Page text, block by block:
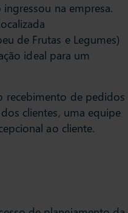
na empresa.
de Frutas e Legumes)
ideal para um
recebimento de pedidos
clientes, uma equipe
ao cliente.